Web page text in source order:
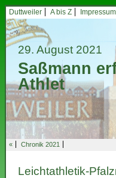
Duttweiler A bis Z Impressum
29. August 2021
Saßmann
Athlet
« Chronik 2021
Leichtathletik-